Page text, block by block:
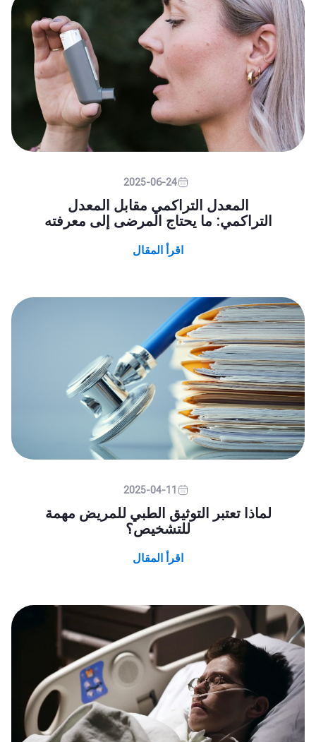
2025-06-24
المعدل التراكمي مقابل المعدل
التراكمي: ما يحتاج المرضى إلى معرفته
اقرأ المقال
2025-04-11
لماذا تعتبر التوثيق الطبي للمريض مهمة
للتشخيص؟
اقرأ المقال